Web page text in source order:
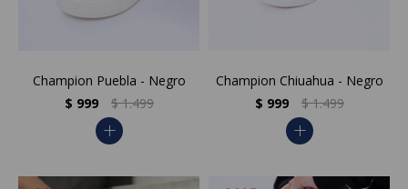
Champion Puebla - Negro
$ 999 $ 1.499
add
Champion Chiuahua - Negro
$ 999 $ 1.499
add